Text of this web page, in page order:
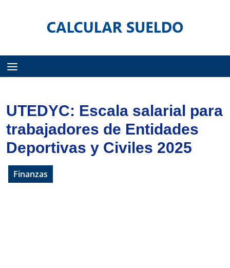
UTEDYC: Escala salarial para
trabajadores de Entidades
Deportivas y Civiles 2025
Finanzas